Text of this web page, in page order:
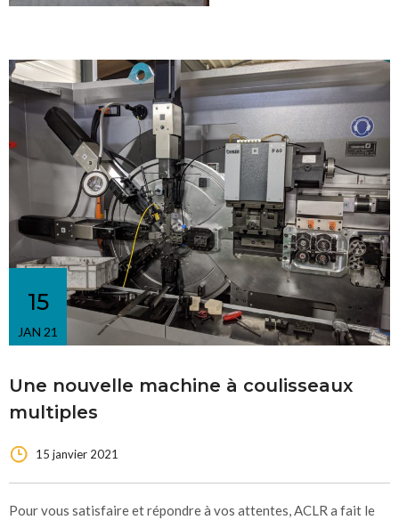
15
JAN 21
Une nouvelle machine à coulisseaux
multiples
15 janvier 2021
Pour vous satisfaire et répondre à vos attentes, ACLR a fait le